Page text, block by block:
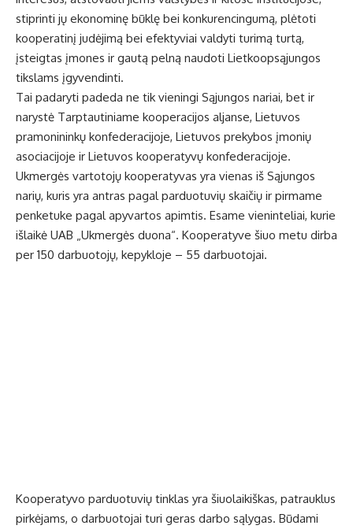
stiprinti jų ekonominę būklę bei konkurencingumą, plėtoti
kooperatinį judėjimą bei efektyviai valdyti turimą turtą,
įsteigtas įmones ir gautą pelną naudoti Lietkoopsąjungos
tikslams įgyvendinti.
Tai padaryti padeda ne tik vieningi Sąjungos nariai, bet ir
narystė Tarptautiniame kooperacijos aljanse, Lietuvos
pramonininkų konfederacijoje, Lietuvos prekybos įmonių
asociacijoje ir Lietuvos kooperatyvų konfederacijoje.
Ukmergės vartotojų kooperatyvas yra vienas iš Sąjungos
narių, kuris yra antras pagal parduotuvių skaičių ir pirmame
penketuke pagal apyvartos apimtis. Esame vieninteliai, kurie
išlaikė UAB „Ukmergės duona“. Kooperatyve šiuo metu dirba
per 150 darbuotojų, kepykloje – 55 darbuotojai.
Kooperatyvo parduotuvių tinklas yra šiuolaikiškas, patrauklus
pirkėjams, o darbuotojai turi geras darbo sąlygas. Būdami